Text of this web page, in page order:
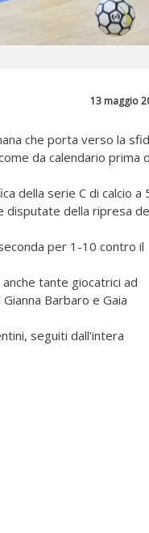
13 maggio
che porta verso la
da calendario prima
della serie C di calcio a
disputate della ripresa
per 1-10 contro il
tante giocatrici ad
Barbaro e Gaia
seguiti dall'intera